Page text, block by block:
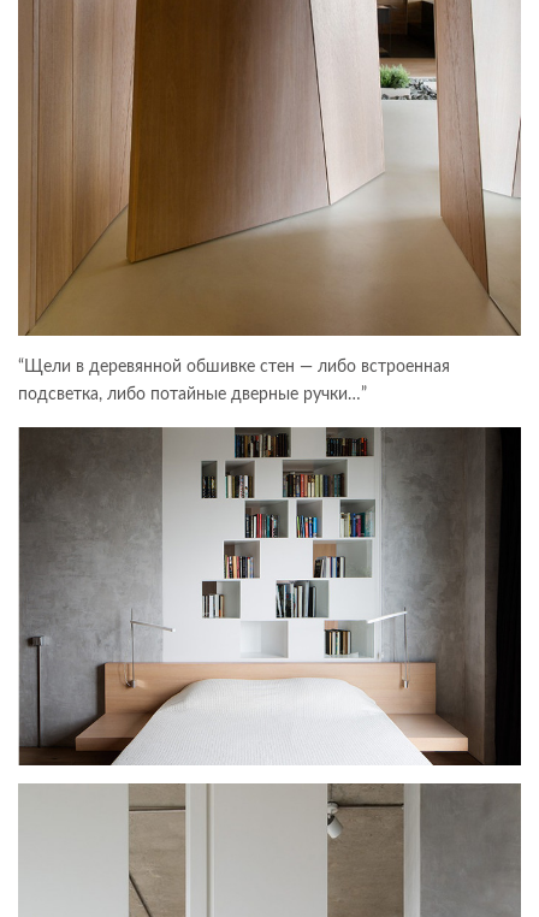
“Щели в деревянной обшивке стен — либо встроенная
подсветка, либо потайные дверные ручки…”